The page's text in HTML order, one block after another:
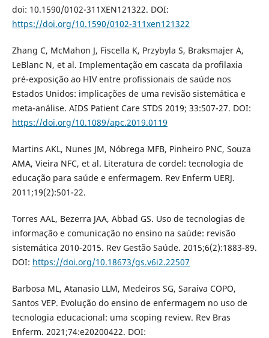
doi: 10.1590/0102-311XEN121322. DOI:
https://doi.org/10.1590/0102-311xen121322
Zhang C, McMahon J, Fiscella K, Przybyla S, Braksmajer A,
LeBlanc N, et al. Implementação em cascata da profilaxia
pré-exposição ao HIV entre profissionais de saúde nos
Estados Unidos: implicações de uma revisão sistemática e
meta-análise. AIDS Patient Care STDS 2019; 33:507-27. DOI:
https://doi.org/10.1089/apc.2019.0119
Martins AKL, Nunes JM, Nóbrega MFB, Pinheiro PNC, Souza
AMA, Vieira NFC, et al. Literatura de cordel: tecnologia de
educação para saúde e enfermagem. Rev Enferm UERJ.
2011;19(2):501-22.
Torres AAL, Bezerra JAA, Abbad GS. Uso de tecnologias de
informação e comunicação no ensino na saúde: revisão
sistemática 2010-2015. Rev Gestão Saúde. 2015;6(2):1883-89.
DOI: https://doi.org/10.18673/gs.v6i2.22507
Barbosa ML, Atanasio LLM, Medeiros SG, Saraiva COPO,
Santos VEP. Evolução do ensino de enfermagem no uso de
tecnologia educacional: uma scoping review. Rev Bras
Enferm. 2021;74:e20200422. DOI: